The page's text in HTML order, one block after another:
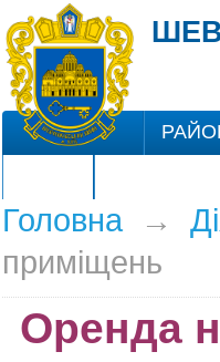
Головна→
приміщень
Оренда